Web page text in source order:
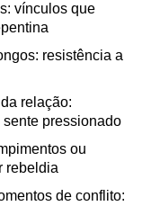
vínculos que
resistência a
relação:
pressionado
ou
rebeldia
de conflito: